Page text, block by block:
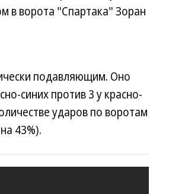
в ворота "Спартака" Зоран
подавляющим. Оно
синих против 3 у красно-
ударов по воротам
43%).